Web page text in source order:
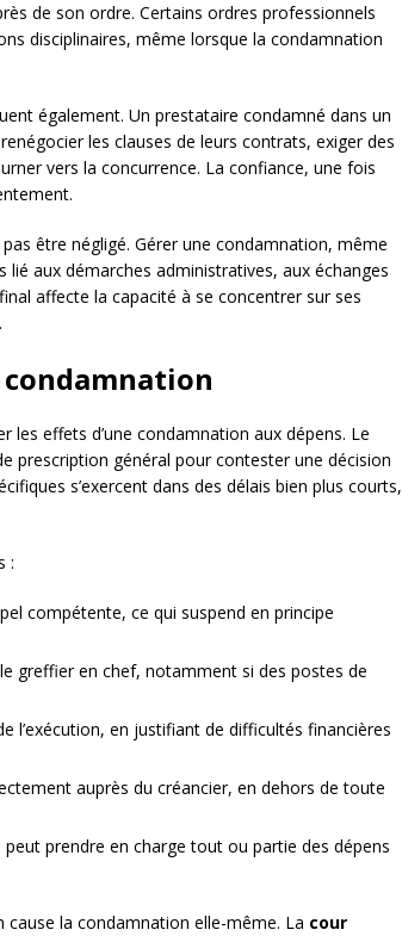
de son ordre. Certains ordres professionnels
disciplinaires, même lorsque la condamnation
également. Un prestataire condamné dans un
les clauses de leurs contrats, exiger des
vers la concurrence. La confiance, une fois
être négligé. Gérer une condamnation, même
aux démarches administratives, aux échanges
affecte la capacité à se concentrer sur ses
condamnation
les effets d’une condamnation aux dépens. Le
prescription général pour contester une décision
s’exercent dans des délais bien plus courts,
:
compétente, ce qui suspend en principe
greffier en chef, notamment si des postes de
l’exécution, en justifiant de difficultés financières
auprès du créancier, en dehors de toute
peut prendre en charge tout ou partie des dépens
cause la condamnation elle-même. La cour